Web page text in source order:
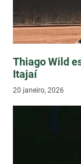
Thiago Wild
Itajaí
20 janeiro, 2026